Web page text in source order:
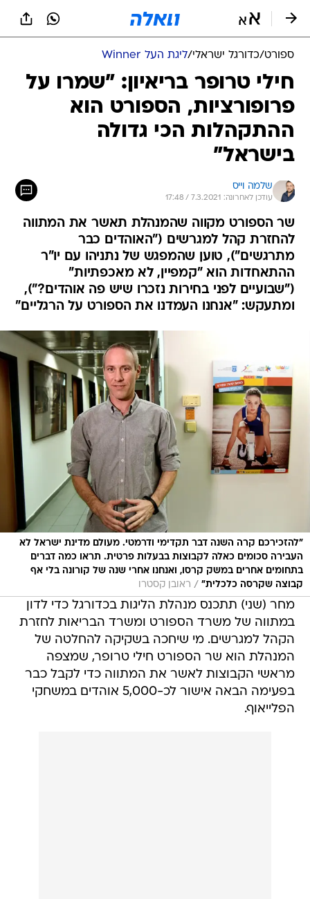
ספורט/כדורגל ישראלי/ליגת העל Winner
חילי טרופר בריאיון: "שמרו על
פרופורציות, הספורט הוא
ההתקהלות הכי גדולה
בישראל"
שלמה וייס
עודכן לאחרונה: 7.3.2021 / 17:48
שר הספורט מקווה שהמנהלת תאשר את המתווה
להחזרת קהל למגרשים ("האוהדים כבר
מתרגשים"), טוען שהמפגש של נתניהו עם יו"ר
ההתאחדות הוא "קמפיין, לא מאכפתיות"
("שבועיים לפני בחירות נזכרו שיש פה אוהדים?"),
ומתעקש: "אנחנו העמדנו את הספורט על הרגליים"
"להזכירכם קרה השנה דבר תקדימי ודרמטי. מעולם מדינת ישראל לא
העבירה סכומים כאלה לקבוצות בבעלות פרטית. תראו כמה דברים
בתחומים אחרים במשק קרסו, ואנחנו אחרי שנה של קורונה בלי אף
קבוצה שקרסה כלכלית" / ראובן קסטרו
מחר (שני) תתכנס מנהלת הליגות בכדורגל כדי לדון
במתווה של משרד הספורט ומשרד הבריאות לחזרת
הקהל למגרשים. מי שיחכה בשקיקה להחלטה של
המנהלת הוא שר הספורט חילי טרופר, שמצפה
מראשי הקבוצות לאשר את המתווה כדי לקבל כבר
בפעימה הבאה אישור לכ-5,000 אוהדים במשחקי
הפלייאוף.